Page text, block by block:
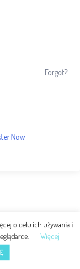
Forgot?
Now
o celu ich używania i
Więcej